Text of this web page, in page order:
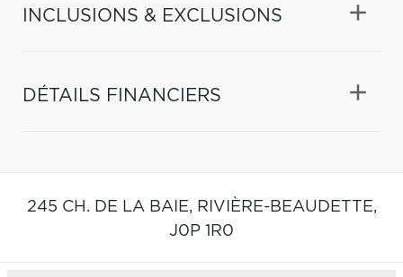
INCLUSIONS & EXCLUSIONS
DÉTAILS FINANCIERS
245 CH. DE LA BAIE, RIVIÈRE-BEAUDETTE,
J0P 1R0